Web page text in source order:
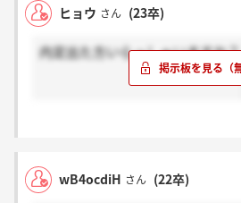
ヒョウ さん (23卒)
内定出た方いらっしゃいますか？
wB4ocdiH さん (22卒)